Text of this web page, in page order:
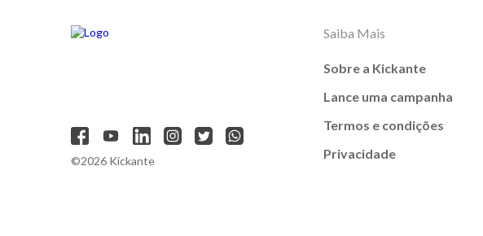
©2026 Kickante
Saiba Mais
Sobre a Kickante
Lance uma campanha
Termos e condições
Privacidade